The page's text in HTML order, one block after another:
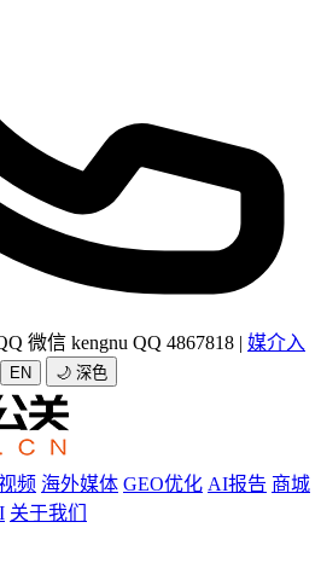
微信 kengnu QQ 4867818 | 媒介入
EN 🌙 深色
频 海外媒体 GEO优化 AI报告 商城
关于我们